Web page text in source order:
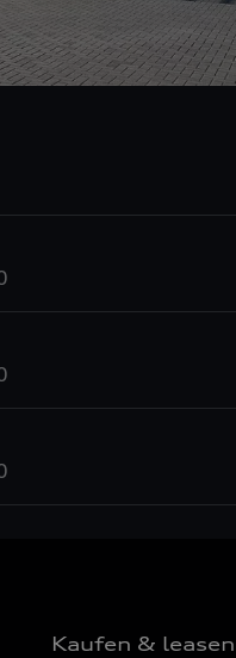
Kaufen & leasen